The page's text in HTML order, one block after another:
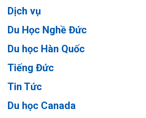
Dịch vụ
Du Học Nghề Đức
Du học Hàn Quốc
Tiếng Đức
Tin Tức
Du học Canada